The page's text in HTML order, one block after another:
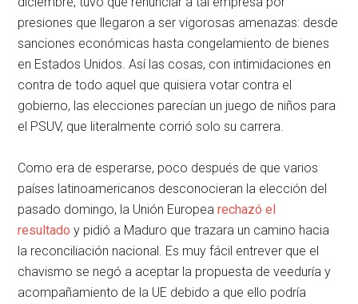
presiones que llegaron a ser vigorosas amenazas: desde
sanciones económicas hasta congelamiento de bienes
en Estados Unidos. Así las cosas, con intimidaciones en
contra de todo aquel que quisiera votar contra el
gobierno, las elecciones parecían un juego de niños para
el PSUV, que literalmente corrió solo su carrera.
Como era de esperarse, poco después de que varios
países latinoamericanos desconocieran la elección del
pasado domingo, la Unión Europearechazó el
resultado y pidió a Maduro que trazara un camino hacia
la reconciliación nacional. Es muy fácil entrever que el
chavismo se negó a aceptar la propuesta de veeduría y
acompañamiento de la UE debido a que ello podría